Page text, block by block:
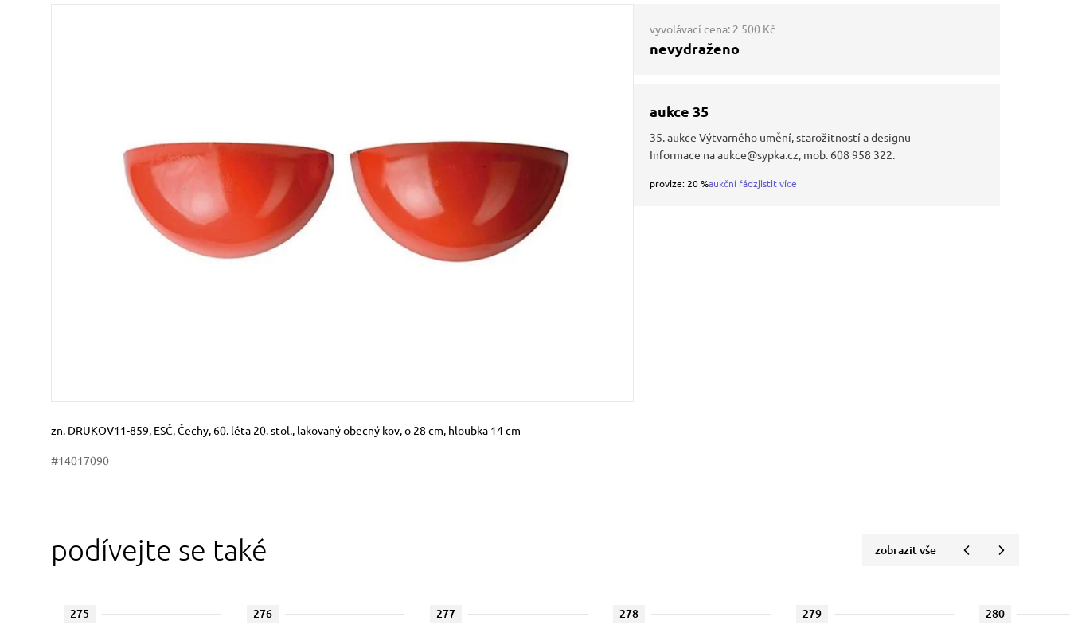
Rozměry
Stručný popis předmětu
zn. DRUKOV11-859, ESČ, Čechy, 60. léta 20. stol., lakovaný obecný kov, o 28 cm, hloubka 14 cm
#14017090
vyvolávací cena: 2 500 Kč
nevydraženo
aukce 35
35. aukce Výtvarného umění, starožitností a designu
Informace na aukce@sypka.cz, mob. 608 958 322.
provize: 20 %aukční řádzjistit více
podívejte se také zobrazit vše
275 276 277 278 279 280